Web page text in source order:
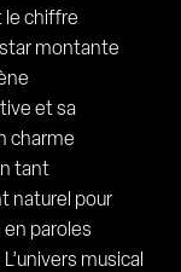
le chiffre
star montante
et sa
charme
tant
naturel pour
en paroles
musical